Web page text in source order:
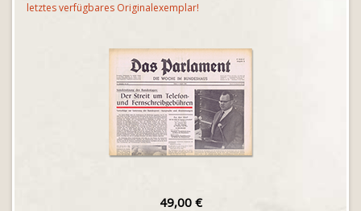
letztes verfügbares Originalexemplar!
49,00 €